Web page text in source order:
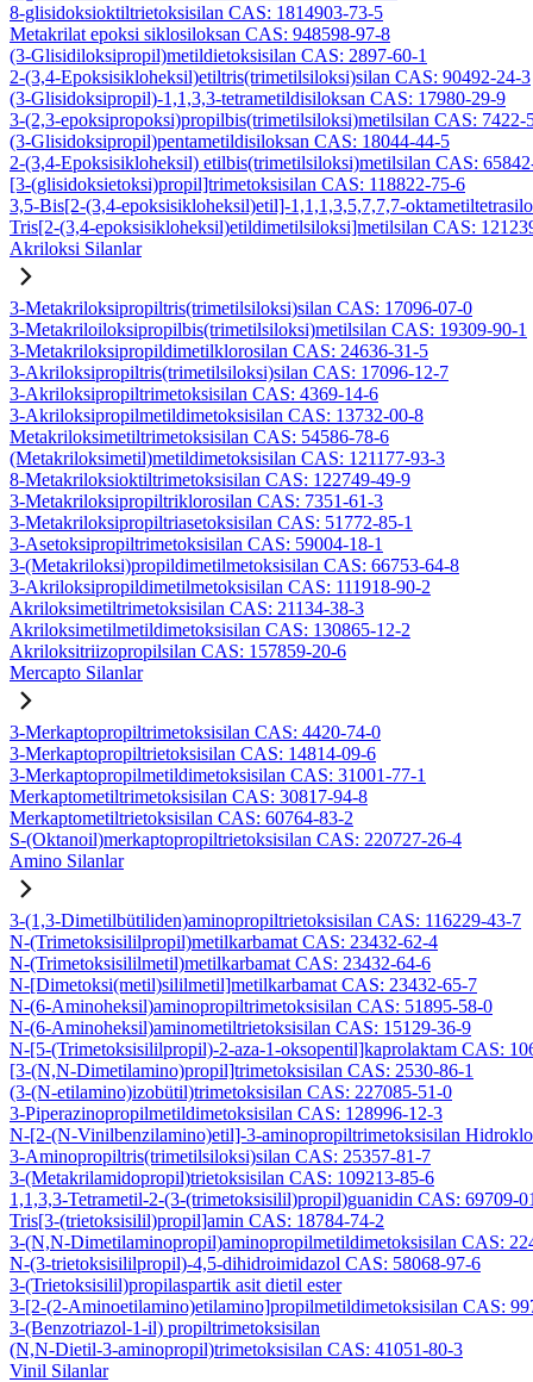
8-glisidoksioktiltrietoksisilan CAS: 1814903-73-5
Metakrilat epoksi siklosiloksan CAS: 948598-97-8
(3-Glisidiloksipropil)metildietoksisilan CAS: 2897-60-1
2-(3,4-Epoksisikloheksil)etiltris(trimetilsiloksi)silan CAS: 90492-24-3
(3-Glisidoksipropil)-1,1,3,3-tetrametildisiloksan CAS: 17980-29-9
3-(2,3-epoksipropoksi)propilbis(trimetilsiloksi)metilsilan CAS: 7422-
(3-Glisidoksipropil)pentametildisiloksan CAS: 18044-44-5
2-(3,4-Epoksisikloheksil) etilbis(trimetilsiloksi)metilsilan CAS:
[3-(glisidoksietoksi)propil]trimetoksisilan CAS: 118822-75-6
3,5-Bis[2-(3,4-epoksisikloheksil)etil]-1,1,1,3,5,7,7,7-
Tris[2-(3,4-epoksisikloheksil)etildimetilsiloksi]metilsilan CAS:
Akriloksi Silanlar
3-Metakriloksipropiltris(trimetilsiloksi)silan CAS: 17096-07-0
3-Metakriloiloksipropilbis(trimetilsiloksi)metilsilan CAS: 19309-90-1
3-Metakriloksipropildimetilklorosilan CAS: 24636-31-5
3-Akriloksipropiltris(trimetilsiloksi)silan CAS: 17096-12-7
3-Akriloksipropiltrimetoksisilan CAS: 4369-14-6
3-Akriloksipropilmetildimetoksisilan CAS: 13732-00-8
Metakriloksimetiltrimetoksisilan CAS: 54586-78-6
(Metakriloksimetil)metildimetoksisilan CAS: 121177-93-3
8-Metakriloksioktiltrimetoksisilan CAS: 122749-49-9
3-Metakriloksipropiltriklorosilan CAS: 7351-61-3
3-Metakriloksipropiltriasetoksisilan CAS: 51772-85-1
3-Asetoksipropiltrimetoksisilan CAS: 59004-18-1
3-(Metakriloksi)propildimetilmetoksisilan CAS: 66753-64-8
3-Akriloksipropildimetilmetoksisilan CAS: 111918-90-2
Akriloksimetiltrimetoksisilan CAS: 21134-38-3
Akriloksimetilmetildimetoksisilan CAS: 130865-12-2
Akriloksitriizopropilsilan CAS: 157859-20-6
Mercapto Silanlar
3-Merkaptopropiltrimetoksisilan CAS: 4420-74-0
3-Merkaptopropiltrietoksisilan CAS: 14814-09-6
3-Merkaptopropilmetildimetoksisilan CAS: 31001-77-1
Merkaptometiltrimetoksisilan CAS: 30817-94-8
Merkaptometiltrietoksisilan CAS: 60764-83-2
S-(Oktanoil)merkaptopropiltrietoksisilan CAS: 220727-26-4
Amino Silanlar
3-(1,3-Dimetilbütiliden)aminopropiltrietoksisilan CAS: 116229-43-7
N-(Trimetoksisililpropil)metilkarbamat CAS: 23432-62-4
N-(Trimetoksisililmetil)metilkarbamat CAS: 23432-64-6
N-[Dimetoksi(metil)sililmetil]metilkarbamat CAS: 23432-65-7
N-(6-Aminoheksil)aminopropiltrimetoksisilan CAS: 51895-58-0
N-(6-Aminoheksil)aminometiltrietoksisilan CAS: 15129-36-9
N-[5-(Trimetoksisililpropil)-2-aza-1-oksopentil]kaprolaktam CAS:
[3-(N,N-Dimetilamino)propil]trimetoksisilan CAS: 2530-86-1
(3-(N-etilamino)izobütil)trimetoksisilan CAS: 227085-51-0
3-Piperazinopropilmetildimetoksisilan CAS: 128996-12-3
N-[2-(N-Vinilbenzilamino)etil]-3-aminopropiltrimetoksisilan
3-Aminopropiltris(trimetilsiloksi)silan CAS: 25357-81-7
3-(Metakrilamidopropil)trietoksisilan CAS: 109213-85-6
1,1,3,3-Tetrametil-2-(3-(trimetoksisilil)propil)guanidin CAS: 69709-
Tris[3-(trietoksisilil)propil]amin CAS: 18784-74-2
3-(N,N-Dimetilaminopropil)aminopropilmetildimetoksisilan CAS:
N-(3-trietoksisililpropil)-4,5-dihidroimidazol CAS: 58068-97-6
3-(Trietoksisilil)propilaspartik asit dietil ester
3-[2-(2-Aminoetilamino)etilamino]propilmetildimetoksisilan CAS:
3-(Benzotriazol-1-il) propiltrimetoksisilan
(N,N-Dietil-3-aminopropil)trimetoksisilan CAS: 41051-80-3
Vinil Silanlar